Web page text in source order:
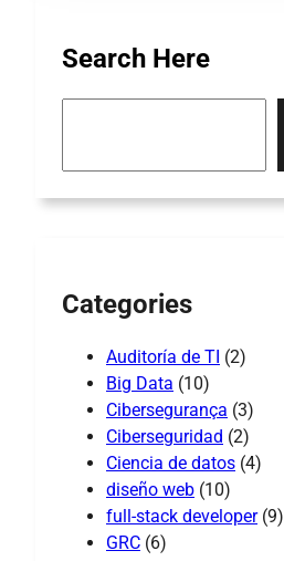
Search Here
Categories
Auditoría de TI (2)
Big Data (10)
Cibersegurança (3)
Ciberseguridad (2)
Ciencia de datos (4)
diseño web (10)
full-stack developer(9)
GRC (6)